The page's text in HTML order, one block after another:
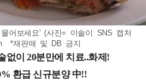
어보세요' (사진= 이솔이 SNS 캡처
*재판매 및 DB 금지